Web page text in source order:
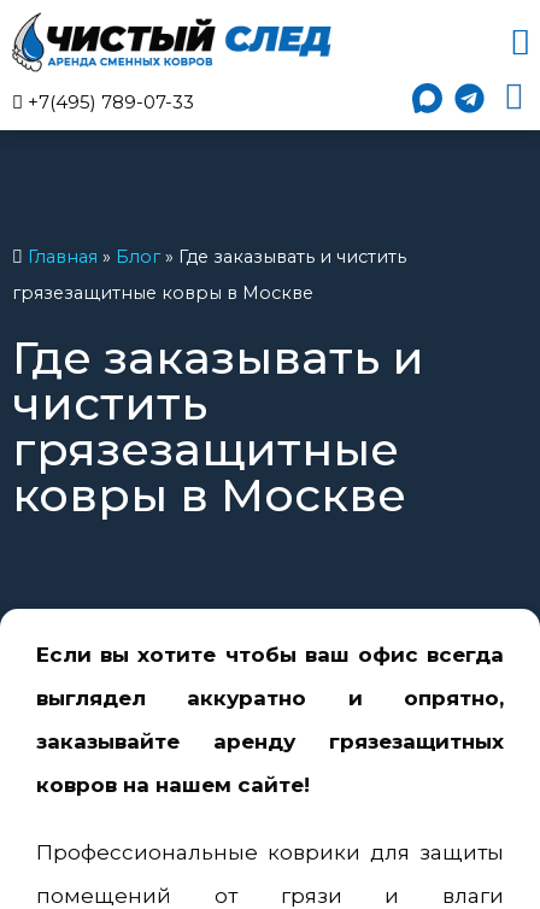
+7(495) 789-07-33
Главная » Блог» Где заказывать и чистить
грязезащитные ковры в Москве
Где заказывать и
чистить
грязезащитные
ковры в Москве
Если вы хотите чтобы ваш офис всегда
выглядел аккуратно и опрятно,
заказывайте аренду грязезащитных
ковров на нашем сайте!
Профессиональные коврики для защиты
помещений от грязи и влаги